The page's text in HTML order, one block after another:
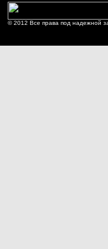
© 2012 Все права под надежной